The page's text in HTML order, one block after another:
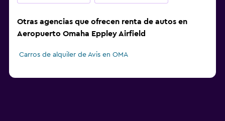
Otras agencias que ofrecen renta de autos en
Aeropuerto Omaha Eppley Airfield
Carros de alquiler de Avis en OMA